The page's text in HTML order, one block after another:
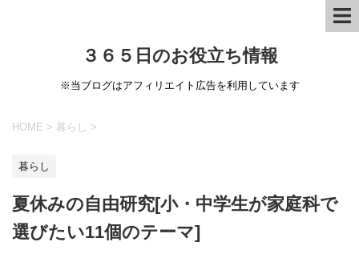
３６５日のお役立ち情報
※当ブログはアフィリエイト広告を利用しています
HOME > 暮らし >
暮らし
夏休みの自由研究[小・中学生が家庭科で
選びたい11個のテーマ]